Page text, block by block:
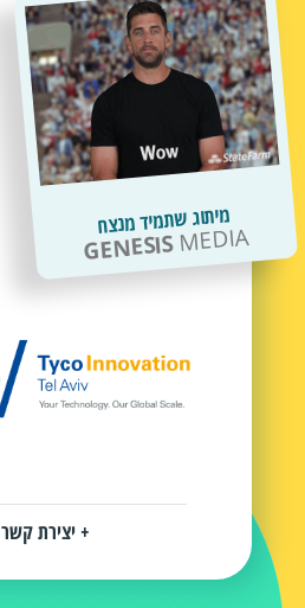
מיתוג שתמיד מנצח
GENESISMEDIA
+ יצירת קשר